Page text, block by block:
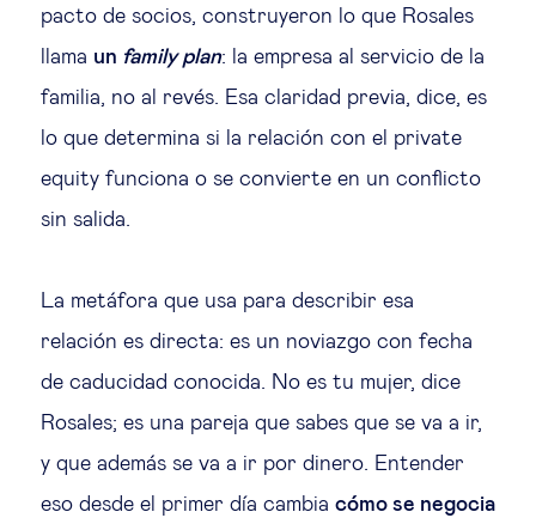
pacto de socios, construyeron lo que Rosales
llama un family plan: la empresa al servicio de la
familia, no al revés. Esa claridad previa, dice, es
lo que determina si la relación con el private
equity funciona o se convierte en un conflicto
sin salida.
La metáfora que usa para describir esa
relación es directa: es un noviazgo con fecha
de caducidad conocida. No es tu mujer, dice
Rosales; es una pareja que sabes que se va a ir,
y que además se va a ir por dinero. Entender
eso desde el primer día cambia cómo se negocia